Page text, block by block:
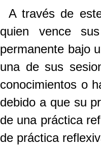
A través de
quien vence
permanente bajo
una de sus
conocimientos o
debido a que su
de una práctica
de práctica